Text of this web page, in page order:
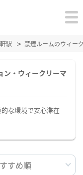
駅 禁煙ルームのウィー
ン・ウィークリーマ
な環境で安心滞在